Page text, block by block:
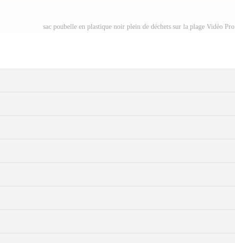
sac poubelle en plastique noir plein de déchets sur la plage Vidéo Pro